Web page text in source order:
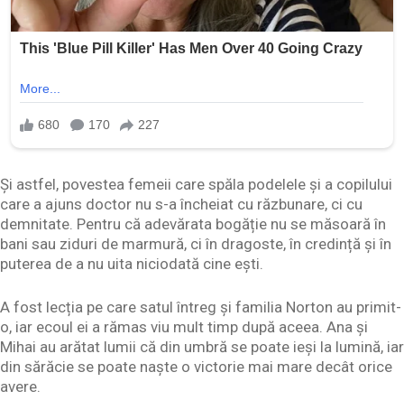
Și astfel, povestea femeii care spăla podelele și a copilului
care a ajuns doctor nu s-a încheiat cu răzbunare, ci cu
demnitate. Pentru că adevărata bogăție nu se măsoară în
bani sau ziduri de marmură, ci în dragoste, în credință și în
puterea de a nu uita niciodată cine ești.
A fost lecția pe care satul întreg și familia Norton au primit-
o, iar ecoul ei a rămas viu mult timp după aceea. Ana și
Mihai au arătat lumii că din umbră se poate ieși la lumină, iar
din sărăcie se poate naște o victorie mai mare decât orice
avere.